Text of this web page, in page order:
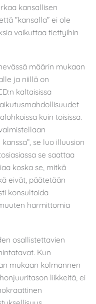
kansallisen
”kansalla” ei ole
vaikuttaa tiettyihin
määrin mukaan
ja niillä on
kaltaisissa
kuin toisissa.
se luo illuusion
se saattaa
koska se, mitkä
eivät, päätetään
konsultoida
harmittomia
osallistettavien
Kun
mukaan kolmannen
liikkeitä, ei